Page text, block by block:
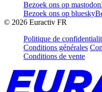
Bezoek ons op mastodon
Bezoek ons op bluesky
© 2026 Euractiv FR
Politique de
Conditions générales
Conditions de vente